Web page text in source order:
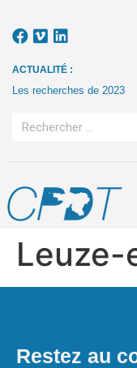
ACTUALITÉ :
Les recherches de 2023
Leuze-
Restez au